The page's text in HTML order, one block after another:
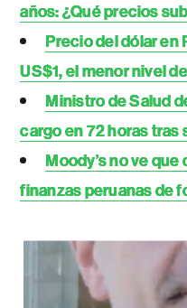
años: ¿Qué precios
Precio del dólar en
US$1, el menor nivel
Ministro de Salud
cargo en 72 horas tras
Moody’s no ve
finanzas peruanas de